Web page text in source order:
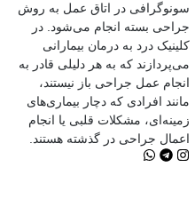
سونوگرافی در اتاق عمل به روش
جراحی بسته انجام می‌شود. در
کلینیک درد به درمان‌ بیمارانی
می‌پردازند که به هر دلیلی قادر به
انجام عمل جراحی باز نیستند،
مانند افرادی که دچار بیماری‌های
زمینه‌ای، مشکلات قلبی یا انجام
اعمال جراحی در گذشته هستند.